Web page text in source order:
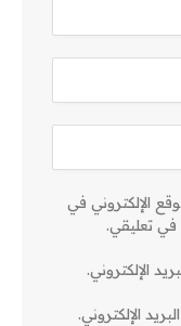
الإلكتروني في
في تعليقي.
الإلكتروني.
الإلكتروني.